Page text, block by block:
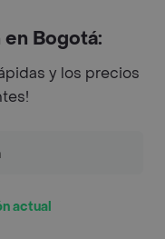
Bogotá:
y los precios
actual